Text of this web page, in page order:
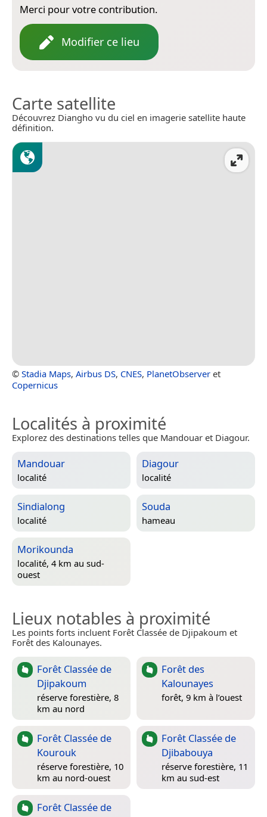
Merci pour votre contribution.
Modifier ce lieu
Carte satellite
Découvrez Diangho vu du ciel en imagerie satellite haute
définition.
© Stadia Maps, Airbus DS, CNES, PlanetObserver et
Copernicus
Localités à proximité
Explorez des destinations telles que Mandouar et Diagour.
Mandouar
localité
Diagour
localité
Sindialong
localité
Souda
hameau
Morikounda
localité, 4 km au sud-
ouest
Lieux notables à proximité
Les points forts incluent Forêt Classée de Djipakoum et
Forêt des Kalounayes.
Forêt Classée de
Djipakoum
réserve forestière, 8
km au nord
Forêt des
Kalounayes
forêt, 9 km à l’ouest
Forêt Classée de
Kourouk
réserve forestière, 10
km au nord-ouest
Forêt Classée de
Djibabouya
réserve forestière, 11
km au sud-est
Forêt Classée de